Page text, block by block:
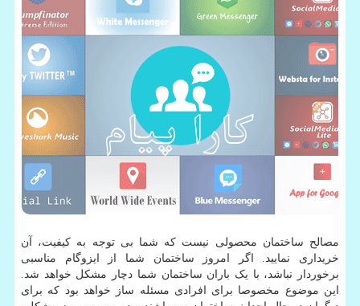
مصالح ساختمان محصولی نیست که شما بی توجه به کیفیت، آن
خریداری نمایید. اگر امروز ساختمان شما از ایزوگام مناسبی
برخوردار نباشد، با یک باران ساختمان شما دچار مشکل خواهد شد.
این موضوع مخصوصا برای افرادی مسئله ساز خواهد بود که برای